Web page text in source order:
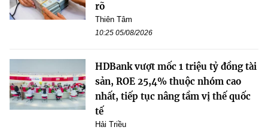
rõ
Thiên Tâm
10:25 05/08/2026
HDBank vượt mốc 1 triệu tỷ đồng tài
sản, ROE 25,4% thuộc nhóm cao
nhất, tiếp tục nâng tầm vị thế quốc
tế
Hải Triều